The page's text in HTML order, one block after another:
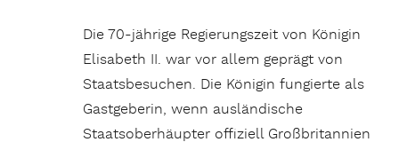
Die 70-jährige Regierungszeit von Königin
Elisabeth II. war vor allem geprägt von
Staatsbesuchen. Die Königin fungierte als
Gastgeberin, wenn ausländische
Staatsoberhäupter offiziell Großbritannien